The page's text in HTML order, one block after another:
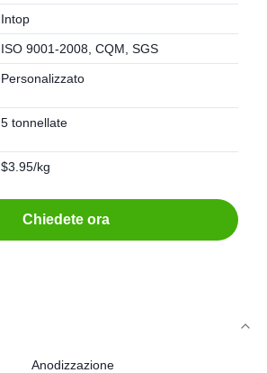
Intop
ISO 9001-2008, CQM, SGS
Personalizzato
5 tonnellate
$3.95/kg
Chiedete ora
Anodizzazione